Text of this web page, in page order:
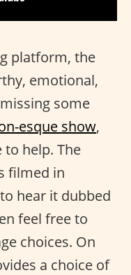
platform, the
emotional,
some
esque show,
to help. The
filmed in
hear it dubbed
feel free to
choices. On
a choice of